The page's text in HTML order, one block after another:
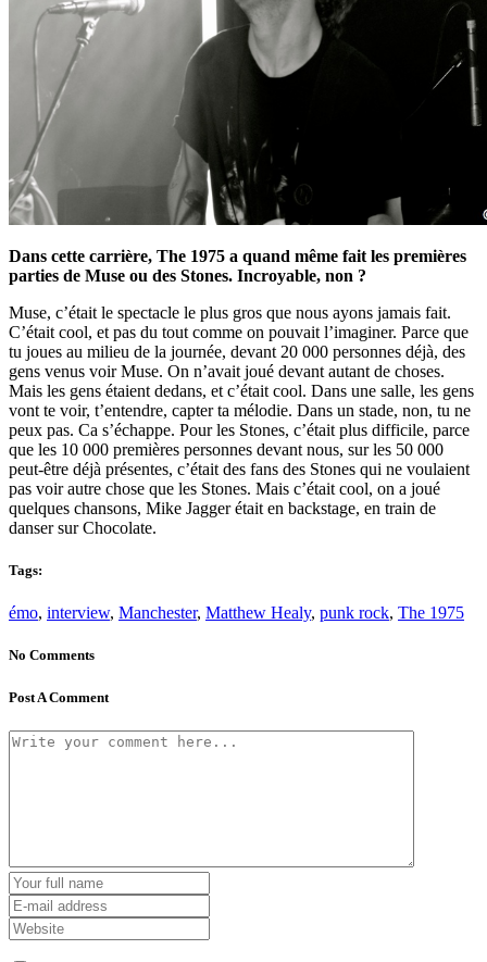
Dans cette carrière, The 1975 a quand même fait les premières
parties de Muse ou des Stones. Incroyable, non ?
Muse, c’était le spectacle le plus gros que nous ayons jamais fait.
C’était cool, et pas du tout comme on pouvait l’imaginer. Parce que
tu joues au milieu de la journée, devant 20 000 personnes déjà, des
gens venus voir Muse. On n’avait joué devant autant de choses.
Mais les gens étaient dedans, et c’était cool. Dans une salle, les gens
vont te voir, t’entendre, capter ta mélodie. Dans un stade, non, tu ne
peux pas. Ca s’échappe. Pour les Stones, c’était plus difficile, parce
que les 10 000 premières personnes devant nous, sur les 50 000
peut-être déjà présentes, c’était des fans des Stones qui ne voulaient
pas voir autre chose que les Stones. Mais c’était cool, on a joué
quelques chansons, Mike Jagger était en backstage, en train de
danser sur Chocolate.
Tags:
émo, interview, Manchester, Matthew Healy, punk rock, The 1975
No Comments
Post A Comment